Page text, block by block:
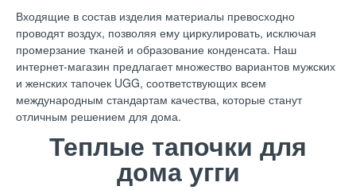
Входящие в состав изделия материалы превосходно
проводят воздух, позволяя ему циркулировать, исключая
промерзание тканей и образование конденсата. Наш
интернет-магазин предлагает множество вариантов мужских
и женских тапочек UGG, соответствующих всем
международным стандартам качества, которые станут
отличным решением для дома.
Теплые тапочки для
дома угги